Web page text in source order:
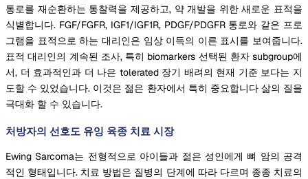
통로를 재순환하는 통찰력을 제공하고, 약 개발을 위한 새로운 표적을
식별합니다. FGF/FGFR, IGF1/IGF1R, PDGF/PDGFR 통로와 같은 프로
그램을 표적으로 하는 대리인은 임상 이득의 이른 표시를 보여줍니다.
표적 대리인의 계속된 조사, 특히 biomarkers 선택된 환자 subgroup에
서, 더 효과적인과 더 나은 tolerated 장기 배려의 현재 기준 보다는 지
도할 수 있었습니다. 이것은 젊은 환자에서 특히 중요합니다 삶의 질을
극대화 할 수 있습니다.
처방자의 선호도 유잉 육종 치료 시장
Ewing Sarcoma는 전형적으로 아이들과 젊은 성인에게 뼈 암의 공격
적인 형태입니다. 치료 방법은 질병의 단계에 따라 다르며 종종 치료의